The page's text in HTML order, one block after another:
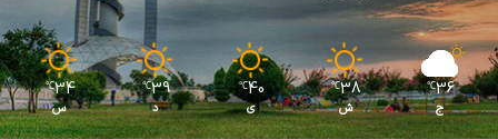
36
℃
ج
38
℃
ش
40
℃
ی
39
℃
د
34
℃
س